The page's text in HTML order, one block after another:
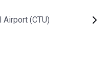
Airport (CTU)